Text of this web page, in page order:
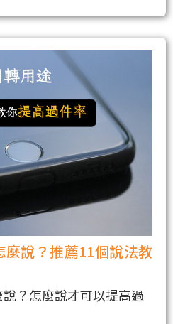
說？推薦11個說法教
？怎麼說才可以提高過